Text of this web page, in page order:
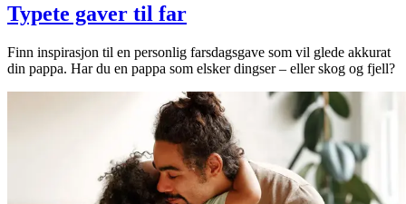
Inspirasjon
Typete gaver til far
Finn inspirasjon til en personlig farsdagsgave som vil glede akkurat
din pappa. Har du en pappa som elsker dingser – eller skog og fjell?